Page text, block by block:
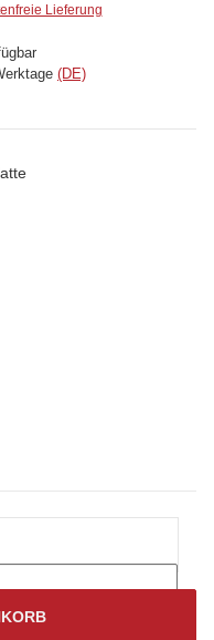
Lieferung
(DE)